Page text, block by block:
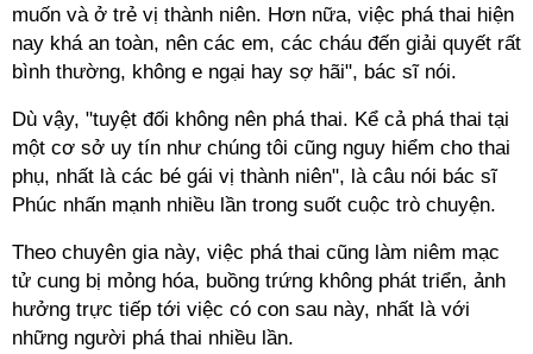
muốn và ở trẻ vị thành niên. Hơn nữa, việc phá thai hiện
nay khá an toàn, nên các em, các cháu đến giải quyết rất
bình thường, không e ngại hay sợ hãi", bác sĩ nói.
Dù vậy, "tuyệt đối không nên phá thai. Kể cả phá thai tại
một cơ sở uy tín như chúng tôi cũng nguy hiểm cho thai
phụ, nhất là các bé gái vị thành niên", là câu nói bác sĩ
Phúc nhấn mạnh nhiều lần trong suốt cuộc trò chuyện.
Theo chuyên gia này, việc phá thai cũng làm niêm mạc
tử cung bị mỏng hóa, buồng trứng không phát triển, ảnh
hưởng trực tiếp tới việc có con sau này, nhất là với
những người phá thai nhiều lần.